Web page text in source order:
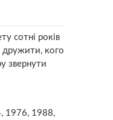
сотні років
дружити, кого
звернути
1976, 1988,